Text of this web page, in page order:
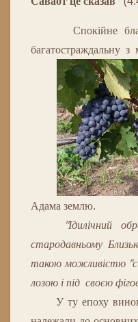
Спокійне
багатостраждальну з
Адама землю.
"Ідилічний
стародавньому
такою можливістю
лозою і під своєю
У ту епоху